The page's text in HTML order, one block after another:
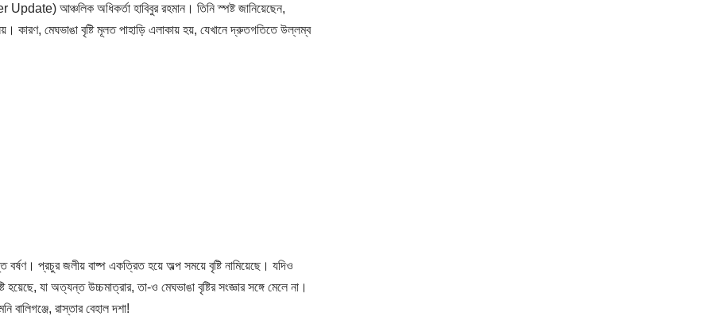
আঞ্চলিক অধিকর্তা হাবিবুর রহমান। তিনি স্পষ্ট জানিয়েছেন,
কারণ, মেঘভাঙা বৃষ্টি মূলত পাহাড়ি এলাকায় হয়, যেখানে দ্রুতগতিতে উল্লম্ব
বর্ষণ। প্রচুর জলীয় বাষ্প একত্রিত হয়ে অল্প সময়ে বৃষ্টি নামিয়েছে। যদিও
হয়েছে, যা অত্যন্ত উচ্চমাত্রার, তা-ও মেঘভাঙা বৃষ্টির সংজ্ঞার সঙ্গে মেলে না।
রাস্তার বেহাল দশা!